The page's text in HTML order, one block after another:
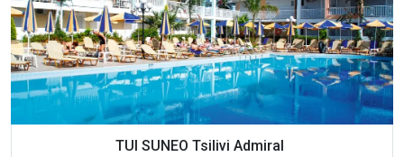
TUI SUNEO Tsilivi Admiral